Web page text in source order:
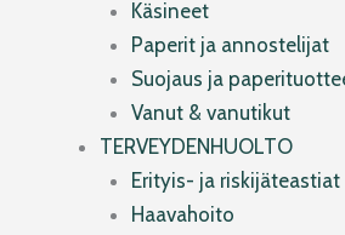
Käsineet
Paperit ja annostelijat
Suojaus ja
Vanut & vanutikut
TERVEYDENHUOLTO
Erityis- ja riskijäteastiat
Haavahoito